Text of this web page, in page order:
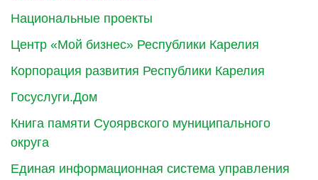
Национальные проекты
Центр «Мой бизнес» Республики Карелия
Корпорация развития Республики Карелия
Госуслуги.Дом
Книга памяти Суоярвского муниципального
округа
Единая информационная система управления